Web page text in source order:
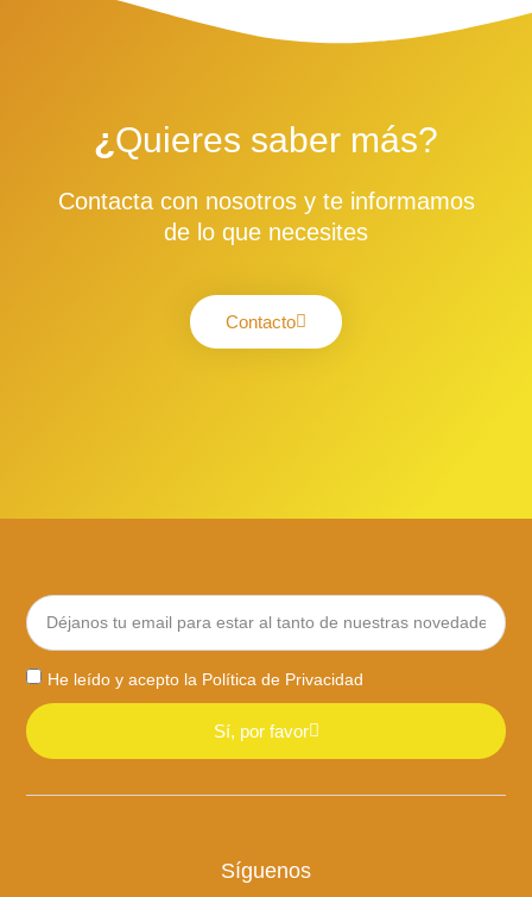
¿ Quieres saber más?
Contacta con nosotros y te informamos
de lo que necesites
Contacto
He leído y acepto la Política de Privacidad
Sí, por favor
Síguenos